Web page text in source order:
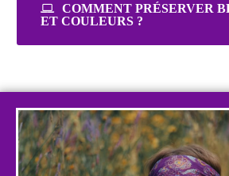
COMMENT PRÉSERVER
ET COULEURS ?